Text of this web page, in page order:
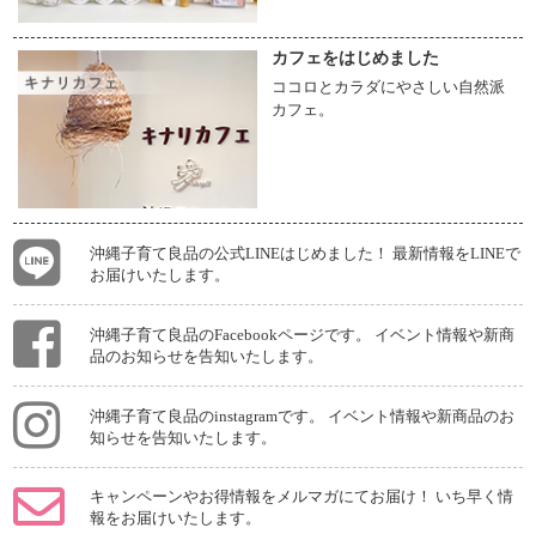
カフェをはじめました
ココロとカラダにやさしい自然派
カフェ。
沖縄子育て良品の公式LINEはじめました！ 最新情報をLINEで
お届けいたします。
沖縄子育て良品のFacebookページです。 イベント情報や新商
品のお知らせを告知いたします。
沖縄子育て良品のinstagramです。 イベント情報や新商品のお
知らせを告知いたします。
キャンペーンやお得情報をメルマガにてお届け！ いち早く情
報をお届けいたします。